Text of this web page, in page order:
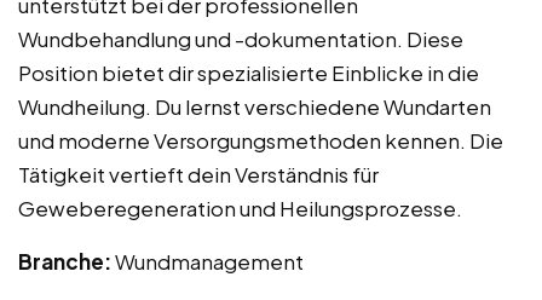
unterstützt bei der professionellen
Wundbehandlung und -dokumentation. Diese
Position bietet dir spezialisierte Einblicke in die
Wundheilung. Du lernst verschiedene Wundarten
und moderne Versorgungsmethoden kennen. Die
Tätigkeit vertieft dein Verständnis für
Geweberegeneration und Heilungsprozesse.
Branche:Wundmanagement